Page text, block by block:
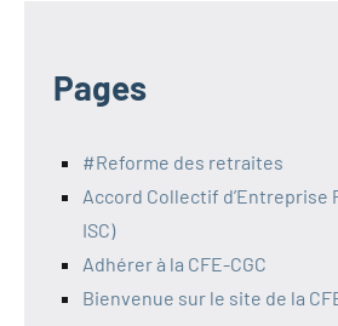
Pages
#Reforme des retraites
Accord Collectif d’Entreprise
ISC)
Adhérer à la CFE-CGC
Bienvenue sur le site de la